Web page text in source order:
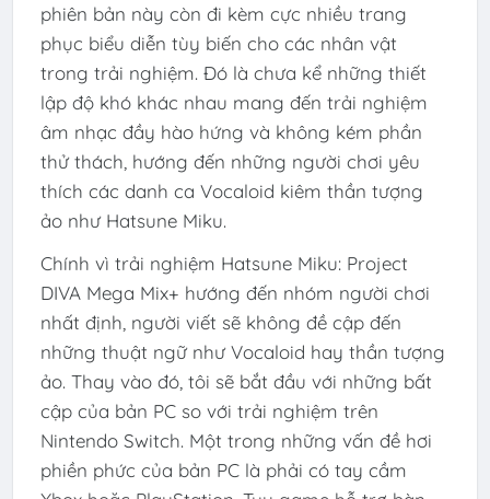
phiên bản này còn đi kèm cực nhiều trang
phục biểu diễn tùy biến cho các nhân vật
trong trải nghiệm. Đó là chưa kể những thiết
lập độ khó khác nhau mang đến trải nghiệm
âm nhạc đầy hào hứng và không kém phần
thử thách, hướng đến những người chơi yêu
thích các danh ca Vocaloid kiêm thần tượng
ảo như Hatsune Miku.
Chính vì trải nghiệm Hatsune Miku: Project
DIVA Mega Mix+ hướng đến nhóm người chơi
nhất định, người viết sẽ không đề cập đến
những thuật ngữ như Vocaloid hay thần tượng
ảo. Thay vào đó, tôi sẽ bắt đầu với những bất
cập của bản PC so với trải nghiệm trên
Nintendo Switch. Một trong những vấn đề hơi
phiền phức của bản PC là phải có tay cầm